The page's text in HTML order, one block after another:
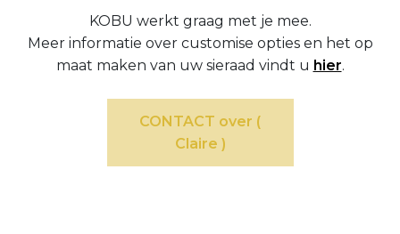
KOBU werkt graag met je mee.
Meer informatie over customise opties en het op
maat maken van uw sieraad vindt u hier.
CONTACT over (
Claire )